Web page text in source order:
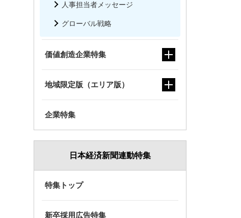
人事担当者メッセージ
グローバル戦略
価値創造企業特集
地域限定版（エリア版）
企業特集
日本経済新聞連動特集
特集トップ
新卒採用広告特集